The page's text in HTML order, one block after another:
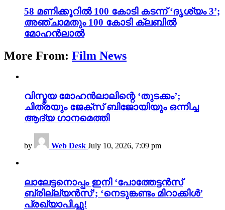
58 മണിക്കൂറിൽ 100 കോടി കടന്ന് ‘ദൃശ്യം 3’;
അഞ്ചാമതും 100 കോടി ക്ലബിൽ
മോഹൻലാൽ
More From: Film News
വിസ്മയ മോഹൻലാലിന്റെ ‘തുടക്കം’;
ചിത്രയും ജേക്സ് ബിജോയിയും ഒന്നിച്ച
ആദ്യ ഗാനമെത്തി
by Web Desk July 10, 2026, 7:09 pm
ലാലേട്ടനൊപ്പം ഇനി ‘പോത്തേട്ടൻസ്
ബ്രില്ല്യൻസ്’; ‘നെടുങ്കണ്ടം മിറാക്കിൾ’
പ്രഖ്യാപിച്ചു!